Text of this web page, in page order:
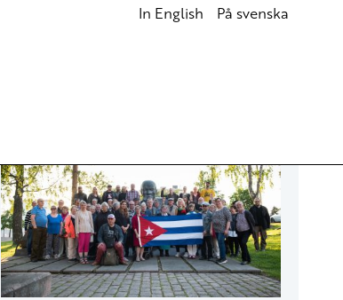
In English På svenska